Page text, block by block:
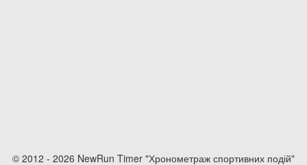
© 2012 - 2026 NewRun Timer "Хронометраж спортивних подій"